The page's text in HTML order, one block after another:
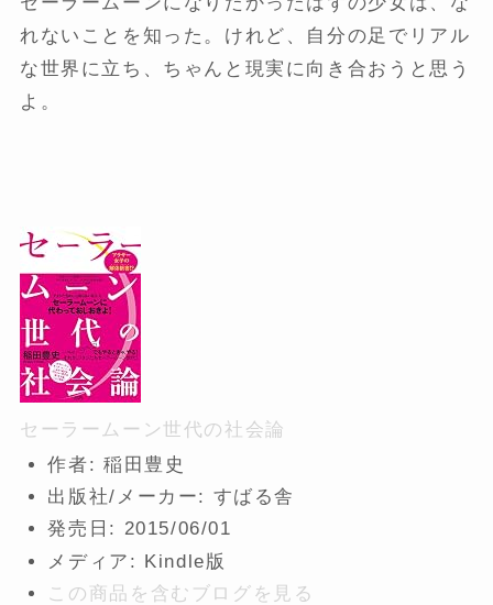
れないことを知った。けれど、自分の足でリアル
な世界に立ち、ちゃんと現実に向き合おうと思う
よ。
セーラームーン世代の社会論
作者: 稲田豊史
出版社/メーカー: すばる舎
発売日: 2015/06/01
メディア: Kindle版
この商品を含むブログを見る